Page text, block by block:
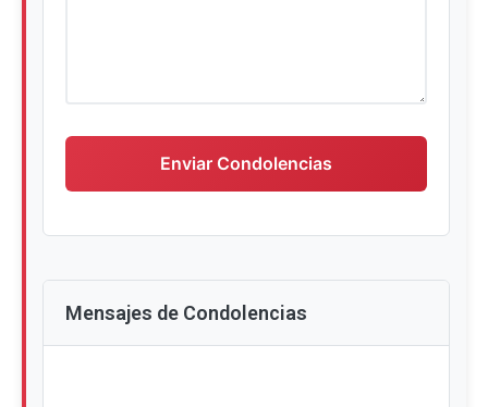
Enviar Condolencias
Mensajes de Condolencias